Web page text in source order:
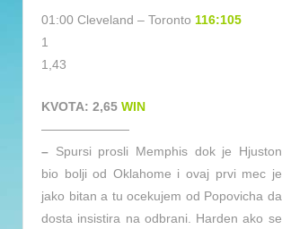
01:00 Cleveland – Toronto 116:105
1
1,43
KVOTA: 2,65 WIN
———————
– Spursi prosli Memphis dok je Hjuston
bio bolji od Oklahome i ovaj prvi mec je
jako bitan a tu ocekujem od Popovicha da
dosta insistira na odbrani. Harden ako se